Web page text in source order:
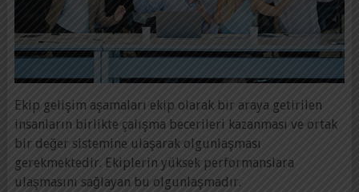
Ekip gelişim aşamaları ekip olarak bir araya getirilen
insanların birlikte çalışma becerileri kazanması ve ortak
bir değer sistemine ulaşarak olgunlaşması
gerekmektedir. Ekiplerin yüksek performanslara
ulaşmasını sağlayan bu olgunlaşmadır.